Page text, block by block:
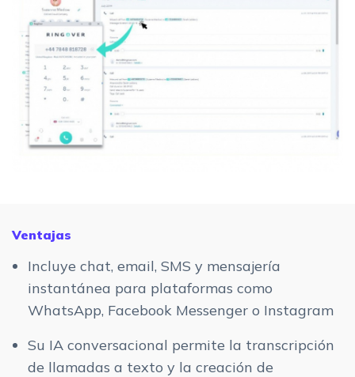
Ventajas
Incluye chat, email, SMS y mensajería
instantánea para plataformas como
WhatsApp, Facebook Messenger o Instagram
Su IA conversacional permite la transcripción
de llamadas a texto y la creación de